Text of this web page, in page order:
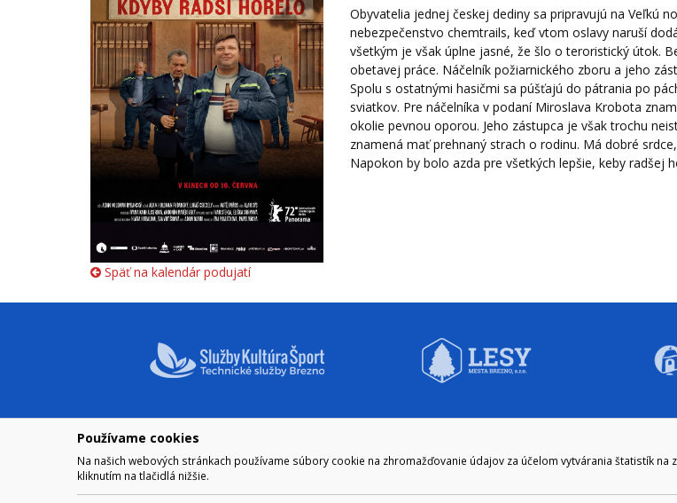
Používame cookies
Na našich webových stránkach používame súbory cookie na zhromažďovanie údajov za účelom vytvárania štatistík
kliknutím na tlačidlá nižšie.
Späť na kalendár podujatí
Obyvatelia jednej českej dediny sa pripravujú na Veľkú
nebezpečenstvo chemtrails, keď vtom oslavy naruší
všetkým je však úplne jasné, že šlo o teroristický útok.
obetavej práce. Náčelník požiarnického zboru a jeho
Spolu s ostatnými hasičmi sa púšťajú do pátrania po
sviatkov. Pre náčelníka v podaní Miroslava Krobota
okolie pevnou oporou. Jeho zástupca je však trochu
znamená mať prehnaný strach o rodinu. Má dobré
Napokon by bolo azda pre všetkých lepšie, keby radšej
NAVIGÁCIA
Mesto Brezno
Samospráva
OTVÁRACIE HODINY:
Pre zobrazenie kliknite tu:
KONTAKT
048/28